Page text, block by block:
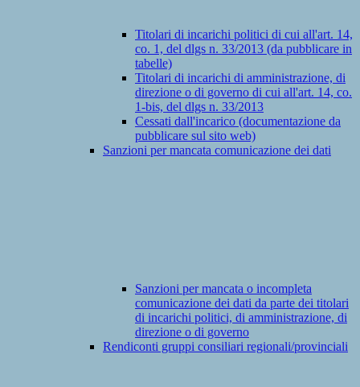
Titolari di incarichi politici di cui all'art. 14,
co. 1, del dlgs n. 33/2013 (da pubblicare in
tabelle)
Titolari di incarichi di amministrazione, di
direzione o di governo di cui all'art. 14, co.
1-bis, del dlgs n. 33/2013
Cessati dall'incarico (documentazione da
pubblicare sul sito web)
Sanzioni per mancata comunicazione dei dati
Sanzioni per mancata o incompleta
comunicazione dei dati da parte dei titolari
di incarichi politici, di amministrazione, di
direzione o di governo
Rendiconti gruppi consiliari regionali/provinciali